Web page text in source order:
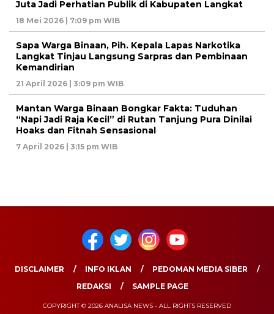
Juta Jadi Perhatian Publik di Kabupaten Langkat
18 Mei 2026 | 7:09 pm WIB
Sapa Warga Binaan, Pih. Kepala Lapas Narkotika
Langkat Tinjau Langsung Sarpras dan Pembinaan
Kemandirian
21 April 2026 | 3:09 pm WIB
Mantan Warga Binaan Bongkar Fakta: Tuduhan
“Napi Jadi Raja Kecil” di Rutan Tanjung Pura Dinilai
Hoaks dan Fitnah Sensasional
7 April 2026 | 3:15 pm WIB
DISCLAIMER INFO IKLAN
PEDOMAN MEDIA SIBER
REDAKSI
SAMPLE PAGE
COPYRIGHT © 2026 ANALISA NEWS - ALL RIGHTS RESERVED